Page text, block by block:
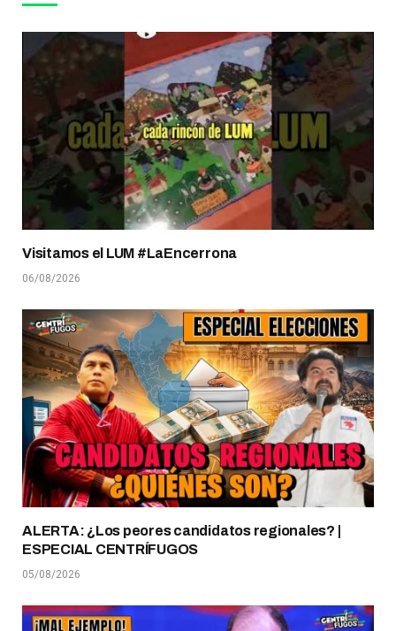
Visitamos el LUM #LaEncerrona
06/08/2026
ALERTA: ¿Los peores candidatos regionales? |
ESPECIAL CENTRÍFUGOS
05/08/2026